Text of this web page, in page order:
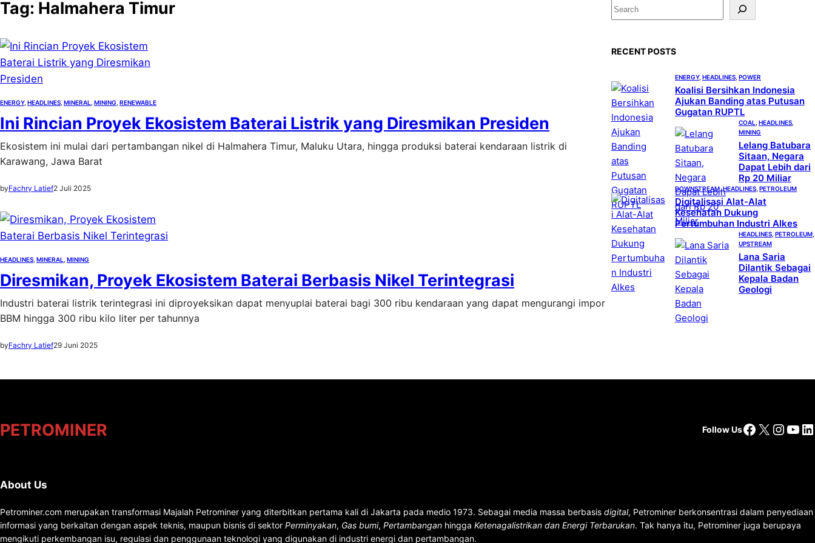
Tag: Halmahera Timur
ENERGY, HEADLINES MINERAL MINING RENEWABLE
Ini Rincian Proyek Ekosistem Baterai Listrik yang Diresmikan Presiden
Ekosistem ini mulai dari pertambangan nikel di Halmahera Timur, Maluku Utara, hingga produksi baterai kendaraan listrik di
Karawang, Jawa Barat
byFachry Latief2 Juli 2025
HEADLINES MINERAL MINING
Diresmikan, Proyek Ekosistem Baterai Berbasis Nikel Terintegrasi
Industri baterai listrik terintegrasi ini diproyeksikan dapat menyuplai baterai bagi 300 ribu kendaraan yang dapat mengurangi impor
BBM hingga 300 ribu kilo liter per tahunnya
byFachry Latief29 Juni 2025
S
e
r
h
RECENT POSTS
ENERGY, HEADLINES POWER
Koalisi Bersihkan Indonesia
Ajukan Banding atas Putusan
Gugatan RUPTL
COAL HEADLINES
MINING
Lelang Batubara
Sitaan, Negara
Dapat Lebih dari
Rp 20 Miliar
DOWNSTREAM, HEADLINES PETROLEUM
Digitalisasi Alat-Alat
Kesehatan Dukung
Pertumbuhan Industri Alkes
HEADLINES PETROLEUM
UPSTREAM
Lana Saria
Dilantik Sebagai
Kepala Badan
Geologi
PETROMINER Follow UsFacebook
X
About Us
Petrominer.com merupakan transformasi Majalah Petrominer yang diterbitkan pertama kali di Jakarta pada medio 1973. Sebagai media massa berbasis digital, Petrominer berkonsentrasi dalam penyediaan
informasi yang berkaitan dengan aspek teknis, maupun bisnis di sektor Perminyakan, Gas bumi, Pertambangan hingga Ketenagalistrikan dan Energi Terbarukan. Tak hanya itu, Petrominer juga berupaya
mengikuti perkembangan isu, regulasi dan penggunaan teknologi yang digunakan di industri energi dan pertambangan.